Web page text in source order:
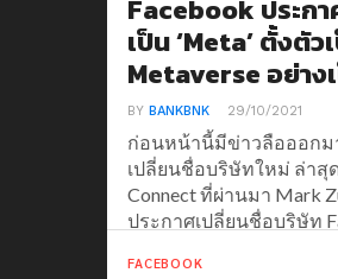
Facebook ประก
เป็น ‘Meta’ ตั้งตั
Metaverse อย่าง
BYBANKBNK 29/10/2021
ก่อนหน้านี้มีข่าวลือออกมา
เปลี่ยนชื่อบริษัทใหม่ ล่าสุ
Connect ที่ผ่านมา Mark
ประกาศเปลี่ยนชื่อบริษัท
FACEBOOK